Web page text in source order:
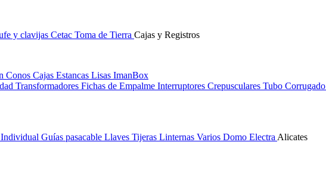
y clavijas Cetac Toma de Tierra Cajas y Registros
Conos Cajas Estancas Lisas ImanBox
Transformadores Fichas de Empalme Interruptores Crepusculares Tubo Corrugado
Guías pasacable Llaves Tijeras Linternas Varios Domo Electra Alicates